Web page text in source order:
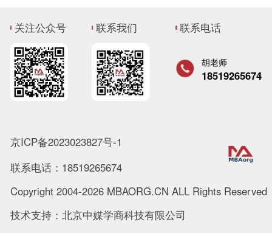
关注公众号 联系我们 联系电话
胡老师
18519265674
京ICP备2023023827号-1
联系电话：18519265674
Copyright 2004-2026 MBAORG.CN ALL Rights Reserved
技术支持：北京中媒学商科技有限公司